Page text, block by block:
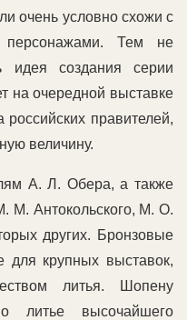
очень условно схожи с
персонажами. Тем не
идея создания серии
на очередной выставке
правителей,
величину.
А. Л. Обера, а также
М. Антокольского, М. О.
других. Бронзовые
для крупных выставок,
литья. Шопену
литье высочайшего